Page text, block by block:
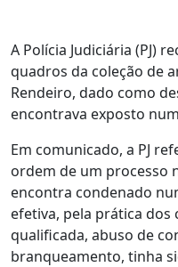
A Polícia Judiciária (PJ)
quadros da coleção de
Rendeiro, dado como
encontrava exposto
Em comunicado, a PJ
ordem de um processo
encontra condenado
efetiva, pela prática
qualificada, abuso de
branqueamento, tinha